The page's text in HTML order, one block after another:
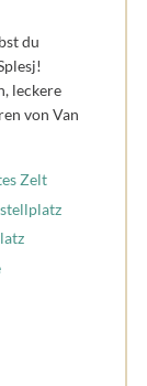
du
leckere
von Van
Zelt